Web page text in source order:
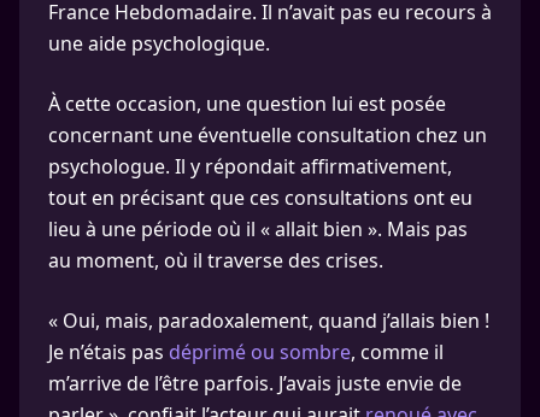
France Hebdomadaire. Il n’avait pas eu recours à
une aide psychologique.
À cette occasion, une question lui est posée
concernant une éventuelle consultation chez un
psychologue. Il y répondait affirmativement,
tout en précisant que ces consultations ont eu
lieu à une période où il « allait bien ». Mais pas
au moment, où il traverse des crises.
« Oui, mais, paradoxalement, quand j’allais bien !
Je n’étais pas déprimé ou sombre, comme il
m’arrive de l’être parfois. J’avais juste envie de